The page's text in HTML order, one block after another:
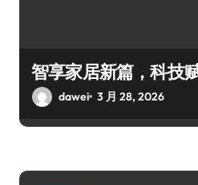
智享家居新篇，科技
dawei 3 月 28, 2026